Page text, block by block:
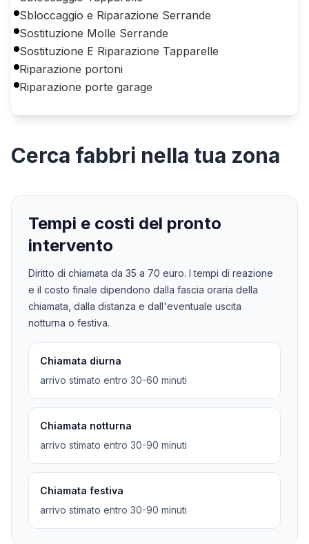
Sbloccaggio e Riparazione Serrande
Sostituzione Molle Serrande
Sostituzione E Riparazione Tapparelle
Riparazione portoni
Riparazione porte garage
Cerca fabbri nella tua zona
Tempi e costi del pronto
intervento
Diritto di chiamata da 35 a 70 euro. I tempi di reazione
e il costo finale dipendono dalla fascia oraria della
chiamata, dalla distanza e dall'eventuale uscita
notturna o festiva.
Chiamata diurna
arrivo stimato entro 30-60 minuti
Chiamata notturna
arrivo stimato entro 30-90 minuti
Chiamata festiva
arrivo stimato entro 30-90 minuti